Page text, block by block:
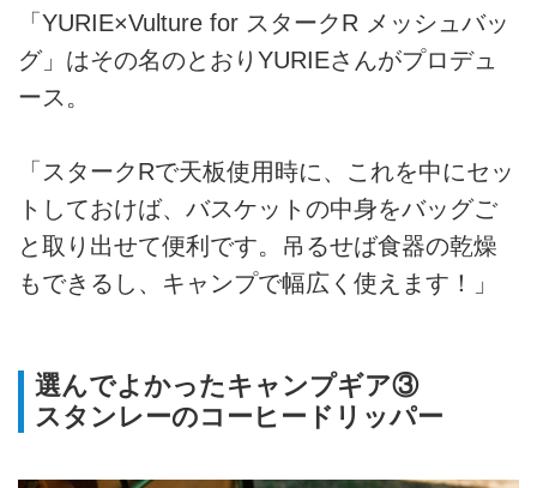
「YURIE×Vulture for スタークR メッシュバッ
グ」はその名のとおりYURIEさんがプロデュ
ース。
「スタークRで天板使用時に、これを中にセッ
トしておけば、バスケットの中身をバッグご
と取り出せて便利です。吊るせば食器の乾燥
もできるし、キャンプで幅広く使えます！」
選んでよかったキャンプギア③
スタンレーのコーヒードリッパー